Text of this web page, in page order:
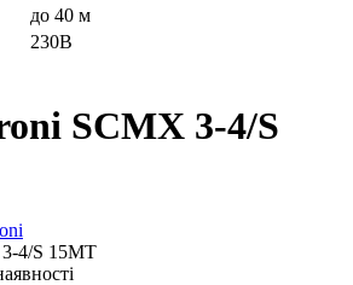
до 40 м
230В
SCMX 3-4/S
4/S 15MT